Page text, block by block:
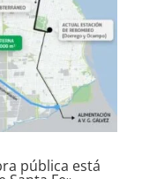
pública está